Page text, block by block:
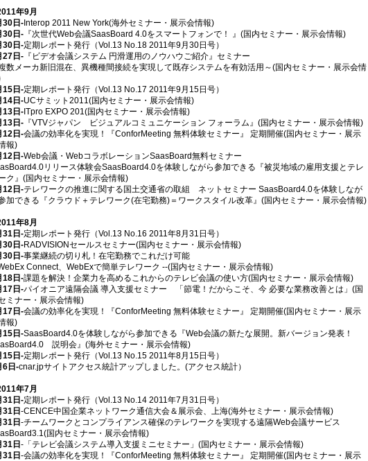
年9月
30日-Interop 2011 New York(海外セミナー・展示会情報)
30日-『次世代Web会議SaasBoard 4.0をスマートフォンで！ 』(国内セミナー・展示会情報)
30日-定期レポート発行（Vol.13 No.18 2011年9月30日号）
27日-『ビデオ会議システム 円滑運用のノウハウご紹介』セミナー
数メーカ新旧混在、異機種間接続を実現して既存システムを有効活用～(国内セミナー・展示会情
15日-定期レポート発行（Vol.13 No.17 2011年9月15日号）
14日-UCサミット2011(国内セミナー・展示会情報)
13日-ITpro EXPO 201(国内セミナー・展示会情報)
13日-『VTVジャパン ビジュアルコミュニケーション フォーラム』(国内セミナー・展示会情報)
12日-会議の効率化を実現！『ConforMeeting 無料体験セミナー』 定期開催(国内セミナー・展示
報)
12日-Web会議・WebコラボレーションSaasBoard無料セミナー
リリース体験会SaasBoard4.0を体験しながら参加できる『被災地域の雇用支援とテレ
ク』(国内セミナー・展示会情報)
12日-テレワークの推進に関する国土交通省の取組 ネットセミナー SaasBoard4.0を体験しなが
加できる『クラウド＋テレワーク(在宅勤務)＝ワークスタイル改革』(国内セミナー・展示会情報)
年8月
31日-定期レポート発行（Vol.13 No.16 2011年8月31日号）
30日-RADVISIONセールスセミナー(国内セミナー・展示会情報)
30日-事業継続の切り札！在宅勤務でこれだけ可能
Connect、WebExで簡単テレワーク --(国内セミナー・展示会情報)
18日-課題を解決！企業力を高めるこれからのテレビ会議の使い方(国内セミナー・展示会情報)
17日-パイオニア遠隔会議 導入支援セミナー 「節電！だからこそ、今 必要な業務改善とは」(国
ミナー・展示会情報)
17日-会議の効率化を実現！『ConforMeeting 無料体験セミナー』 定期開催(国内セミナー・展示
報)
15日-SaasBoard4.0を体験しながら参加できる『Web会議の新たな展開。新バージョン発表！
説明会』(海外セミナー・展示会情報)
15日-定期レポート発行（Vol.13 No.15 2011年8月15日号）
6日-cnar.jpサイトアクセス統計アップしました。(アクセス統計）
年7月
31日-定期レポート発行（Vol.13 No.14 2011年7月31日号）
31日 -CENCE中国企業ネットワーク通信大会＆展示会、上海(海外セミナー・展示会情報)
31日 -チームワークとコンプライアンス確保のテレワークを実現する遠隔Web会議サービス
国内セミナー・展示会情報)
31日 -「テレビ会議システム導入支援ミニセミナー」(国内セミナー・展示会情報)
31日 -会議の効率化を実現！『ConforMeeting 無料体験セミナー』 定期開催(国内セミナー・展示